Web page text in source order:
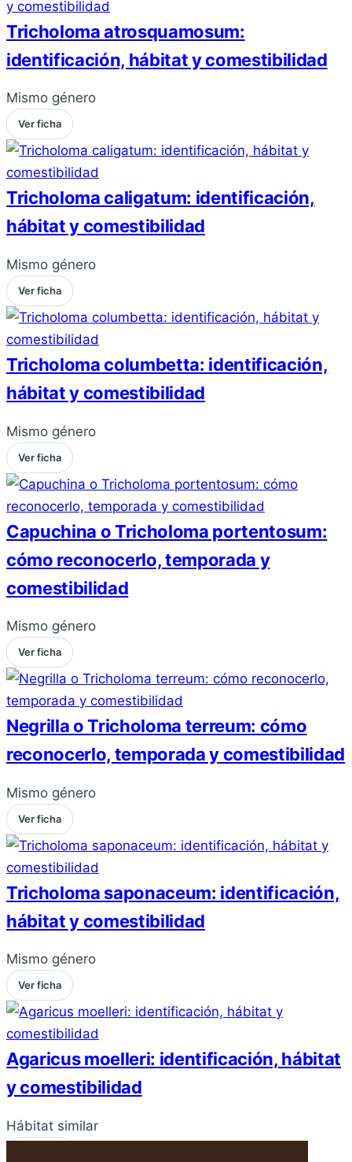
Tricholoma atrosquamosum:
identificación, hábitat y comestibilidad
Mismo género
Ver ficha
Tricholoma caligatum: identificación,
hábitat y comestibilidad
Mismo género
Ver ficha
Tricholoma columbetta: identificación,
hábitat y comestibilidad
Mismo género
Ver ficha
Capuchina o Tricholoma portentosum:
cómo reconocerlo, temporada y
comestibilidad
Mismo género
Ver ficha
Negrilla o Tricholoma terreum: cómo
reconocerlo, temporada y comestibilidad
Mismo género
Ver ficha
Tricholoma saponaceum: identificación,
hábitat y comestibilidad
Mismo género
Ver ficha
Agaricus moelleri: identificación, hábitat
y comestibilidad
Hábitat similar